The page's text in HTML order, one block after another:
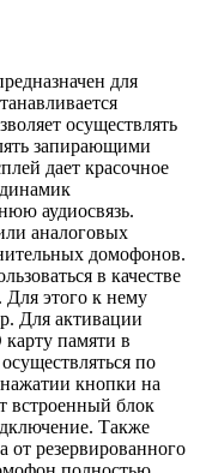
для
осуществлять
запирающими
дает красочное
аудиосвязь.
аналоговых
домофонов.
в качестве
Для этого к нему
Для активации
карту памяти в
по
кнопки на
встроенный блок
Также
от резервированного